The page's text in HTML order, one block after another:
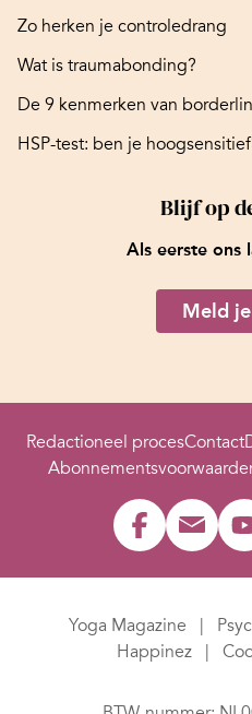
Zo herken je controledrang
Wat is traumabonding?
De 9 kenmerken van
HSP-test: ben je
Blijf op
Als eerste ons
Meld
Redactioneel procesContact
Yoga Magazine
Happinez